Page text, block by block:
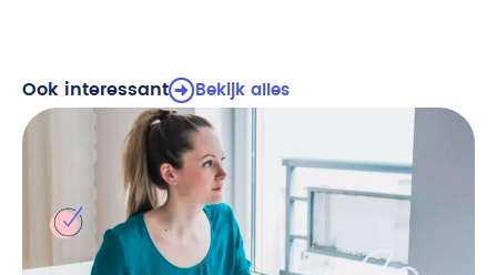
Ook interessant Bekijk alles